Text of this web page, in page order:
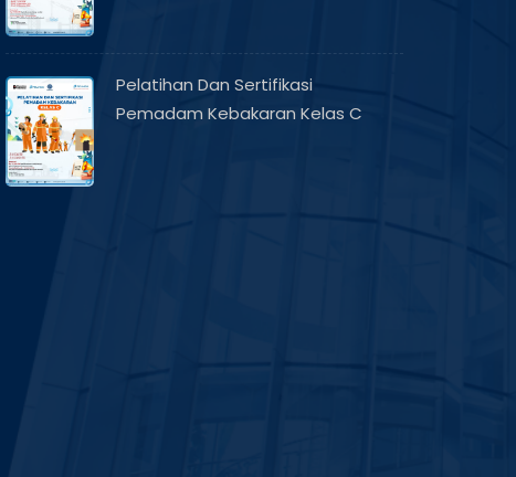
Pelatihan Dan Sertifikasi
Pemadam Kebakaran Kelas C